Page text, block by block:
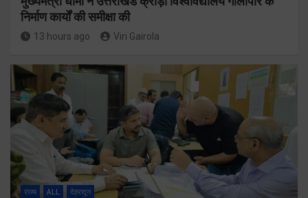
निर्माण कार्यों की समीक्षा की
13 hours ago Viri Gairola
राज्य ALL देहरादून